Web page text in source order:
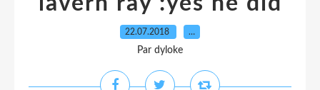
22.07.2018 …
Par dyloke